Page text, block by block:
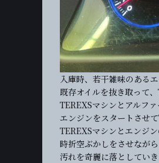
入庫時、若干雑味のある
既存オイルを抜き取って
TEREXSマシンとアルフ
エンジンをスタートさせ
TEREXSマシンとエンジ
時折空ぶかしをさせなが
汚れを奇麗に落としてい